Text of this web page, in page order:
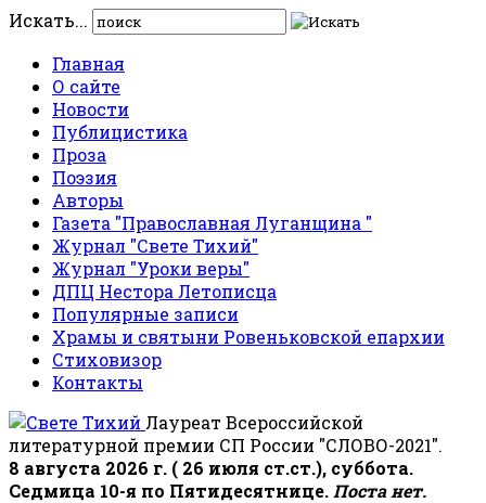
Искать...
Главная
О сайте
Новости
Публицистика
Проза
Поэзия
Авторы
Газета "Православная Луганщина "
Журнал "Свете Тихий"
Журнал "Уроки веры"
ДПЦ Нестора Летописца
Популярные записи
Храмы и святыни Ровеньковской епархии
Стиховизор
Контакты
Лауреат Всероссийской
литературной премии СП России "СЛОВО-2021".
8 августа 2026 г. ( 26 июля ст.ст.), суббота.
Седмица 10-я по Пятидесятнице. Поста нет.